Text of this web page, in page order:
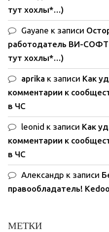
тут хохлы*…)
Gayane к записи
работодатель ВИ-СОФТ
тут хохлы*…)
aprika к записи Как
комментарии к
в ЧС
leonid к записи Как
комментарии к
в ЧС
Александр к записи
правообладатель!
МЕТКИ